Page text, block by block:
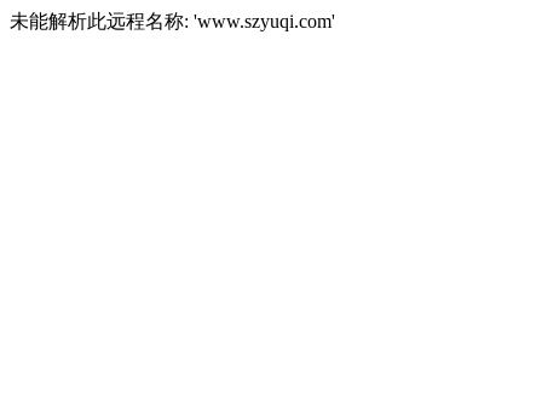
未能解析此远程名称: 'www.szyuqi.com'